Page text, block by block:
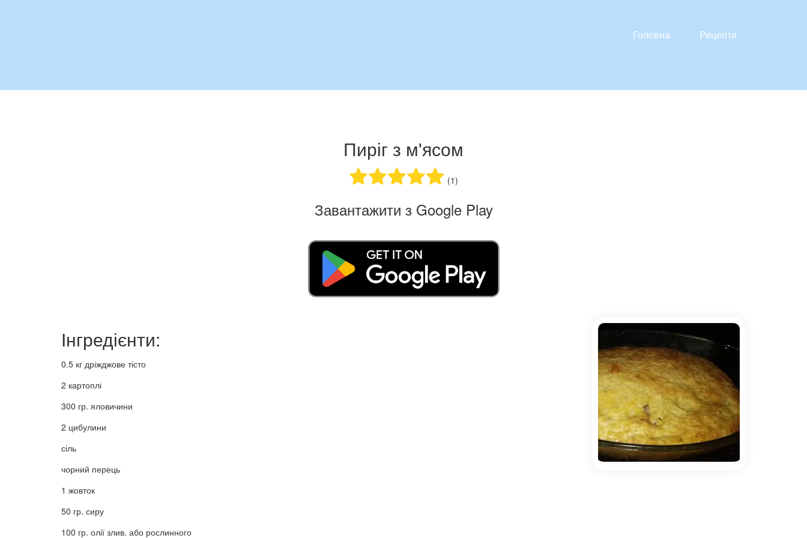
Головна Рецепти
Пиріг з м'ясом
(1)
Завантажити з Google Play
Інгредієнти:
0.5 кг дріжджове тісто
2 картоплі
300 гр. яловичини
2 цибулини
сіль
чорний перець
1 жовток
50 гр. сиру
100 гр. олії злив. або рослинного